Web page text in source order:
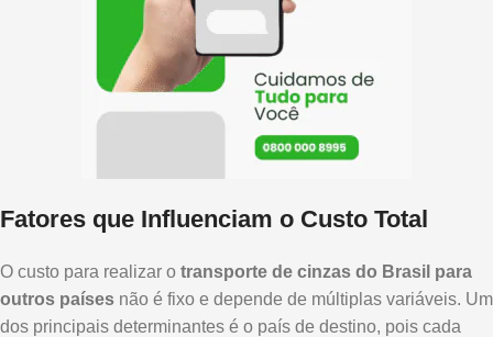
Fatores que Influenciam o Custo Total
O custo para realizar o transporte de cinzas do Brasil para
outros países não é fixo e depende de múltiplas variáveis. Um
dos principais determinantes é o país de destino, pois cada